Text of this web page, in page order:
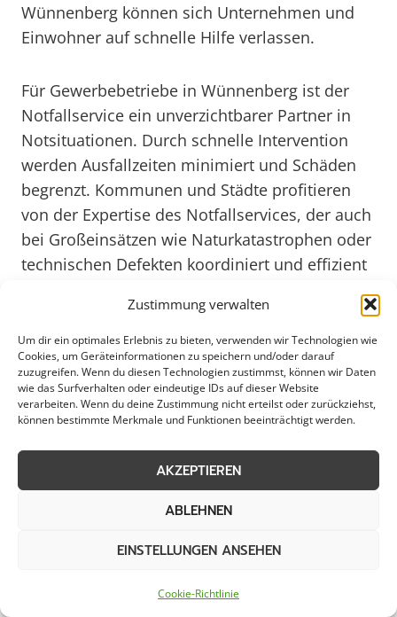
Zustimmung verwalten
Um dir ein optimales Erlebnis zu bieten, verwenden wir Technologien wie
Cookies, um Geräteinformationen zu speichern und/oder darauf
zuzugreifen. Wenn du diesen Technologien zustimmst, können wir Daten
wie das Surfverhalten oder eindeutige IDs auf dieser Website
verarbeiten. Wenn du deine Zustimmung nicht erteilst oder zurückziehst,
können bestimmte Merkmale und Funktionen beeinträchtigt werden.
AKZEPTIEREN
ABLEHNEN
EINSTELLUNGEN ANSEHEN
Cookie-Richtlinie
Wünnenberg können sich Unternehmen und
Einwohner auf schnelle Hilfe verlassen.
Für Gewerbebetriebe in Wünnenberg ist der
Notfallservice ein unverzichtbarer Partner in
Notsituationen. Durch schnelle Intervention
werden Ausfallzeiten minimiert und Schäden
begrenzt. Kommunen und Städte profitieren
von der Expertise des Notfallservices, der auch
bei Großeinsätzen wie Naturkatastrophen oder
technischen Defekten koordiniert und effizient
agiert. Private Haushalte schätzen die schnelle
Erreichbarkeit und die kompetente Hilfe des
Notfallservices, besonders in stressigen
Situationen, wenn schnelles Handeln
erforderlich ist.
Notfallservice in Wünnenberg seine
Dienstleistungen weiter ausbauen und auf die
steigenden Anforderungen des Marktes
reagieren. Modernste Technologien und
Zukunft für eine effektive und professionelle